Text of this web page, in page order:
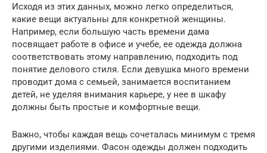
Исходя из этих данных, можно легко определиться,
какие вещи актуальны для конкретной женщины.
Например, если большую часть времени дама
посвящает работе в офисе и учебе, ее одежда должна
соответствовать этому направлению, подходить под
понятие делового стиля. Если девушка много времени
проводит дома с семьей, занимается воспитанием
детей, не уделяя внимания карьере, у нее в шкафу
должны быть простые и комфортные вещи.
Важно, чтобы каждая вещь сочеталась минимум с тремя
другими изделиями. Фасон одежды должен подходить